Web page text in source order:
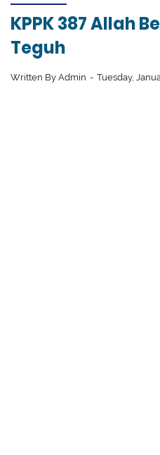
KPPK 387 Allah
Teguh
Written By Admin Tuesday,